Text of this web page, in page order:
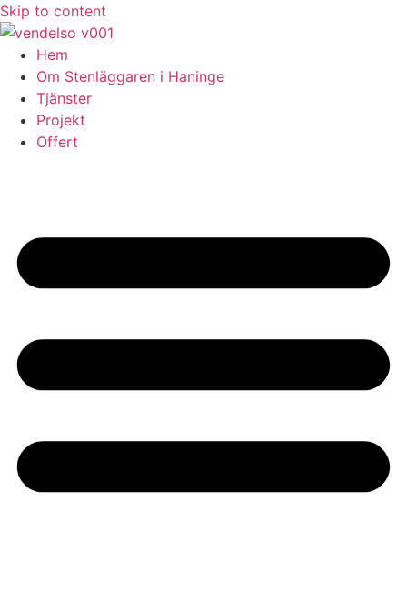
Skip to content
Hem
Om Stenläggaren i Haninge
Tjänster
Projekt
Offert